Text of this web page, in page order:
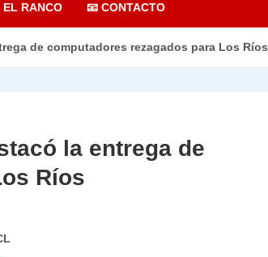
EL RANCO 📧 CONTACTO
de computadores rezagados para Los Ríos
la entrega de
Ríos